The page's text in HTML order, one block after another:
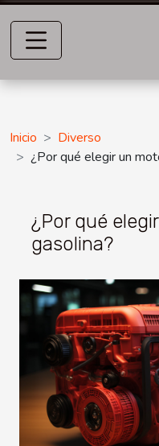
Inicio
Diverso
¿Por qué elegir un
¿Por qué
gasolina?